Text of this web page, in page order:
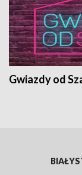
Gwiazdy od